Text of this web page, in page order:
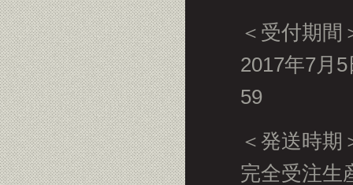
＜受付期間
2017年7月
59
＜発送時期
完全受注生